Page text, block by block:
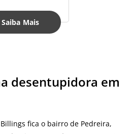
Saiba Mais
desentupidora em
fica o bairro de Pedreira,